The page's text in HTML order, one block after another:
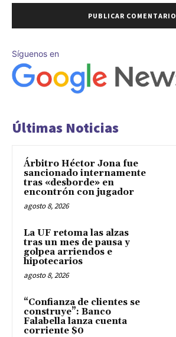
Síguenos en
Últimas Noticias
Árbitro Héctor Jona fue
sancionado internamente
tras «desborde» en
encontrón con jugador
agosto 8, 2026
La UF retoma las alzas
tras un mes de pausa y
golpea arriendos e
hipotecarios
agosto 8, 2026
“Confianza de clientes se
construye”: Banco
Falabella lanza cuenta
corriente $0